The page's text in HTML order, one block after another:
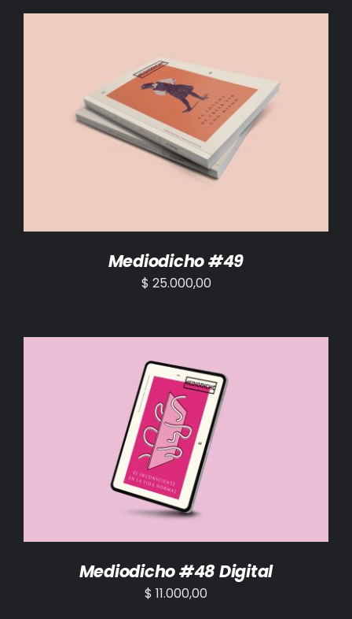
AÑADIR AL CARRITO / DETALLES
Mediodicho #49
$ 25.000,00
AÑADIR AL CARRITO /
Mediodicho #48 Digital
$ 11.000,00